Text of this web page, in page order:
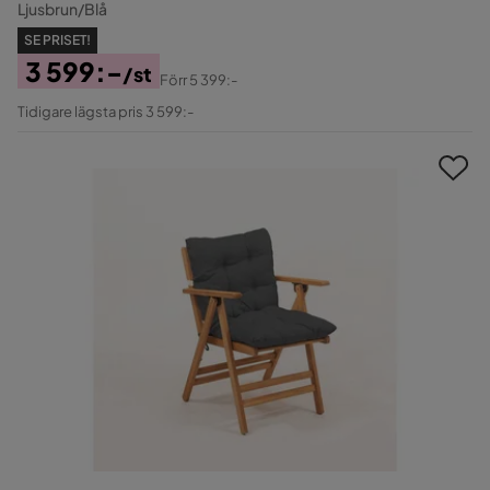
Ljusbrun/Blå
SE PRISET!
Pris
3 599:-/st
Original
Förr5 399:-
Tidigare lägsta pris 3 599:-